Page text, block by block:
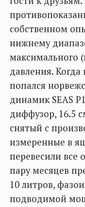
собственном
нижнему
максимального
давления. Когда
попался
динамик SEAS
диффузор, 16.5
снятый с
измеренные в
перевесили все
пару месяцев
10 литров,
подводимой